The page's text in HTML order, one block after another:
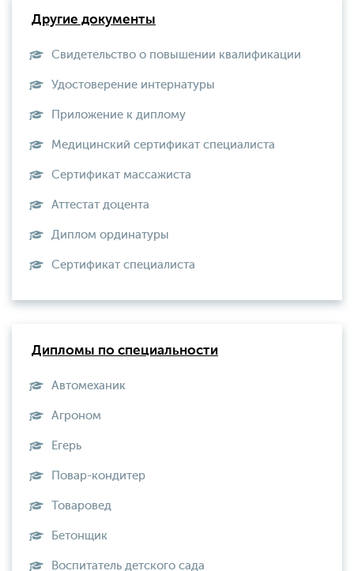
Другие документы
Свидетельство о повышении квалификации
Удостоверение интернатуры
Приложение к диплому
Медицинский сертификат специалиста
Сертификат массажиста
Аттестат доцента
Диплом ординатуры
Сертификат специалиста
Дипломы по специальности
Автомеханик
Агроном
Егерь
Повар-кондитер
Товаровед
Бетонщик
Воспитатель детского сада